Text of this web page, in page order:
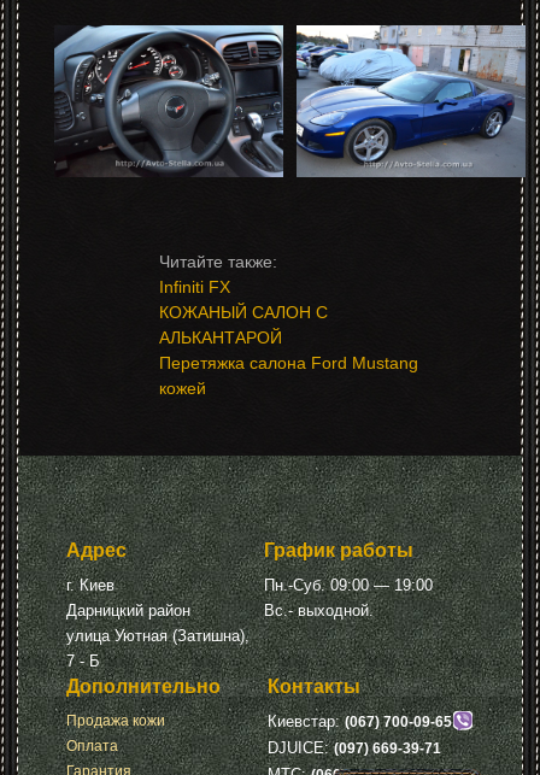
Infiniti FX
КОЖАНЫЙ САЛОН С
АЛЬКАНТАРОЙ
Перетяжка салона Ford Mustang
кожей
Адрес
г. Киев
Дарницкий район
улица Уютная (Затишна),
7 - Б
График работы
Пн.-Суб. 09:00 — 19:00
Вс.- выходной.
Дополнительно
Продажа кожи
Оплата
Контакты
Киевстар:(067) 700-09-65
DJUICE:(097) 669-39-71